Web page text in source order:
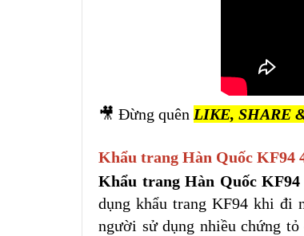
🎥 Đừng quên LIKE, SHARE
Khẩu trang Hàn Quốc KF94
Khẩu trang Hàn Quốc KF94
dụng khẩu trang KF94 khi đi
người sử dụng nhiều chứng